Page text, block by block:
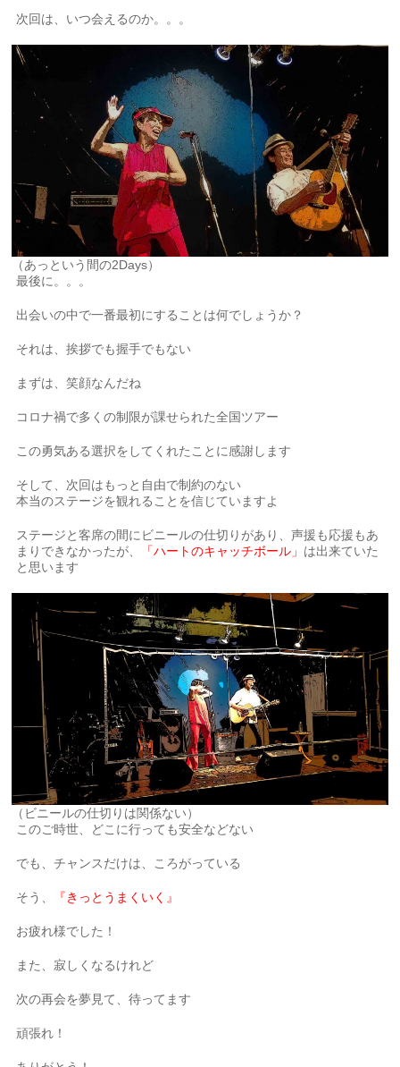
次回は、いつ会えるのか。。。
（あっという間の2Days）
最後に。。。
出会いの中で一番最初にすることは何でしょうか？
それは、挨拶でも握手でもない
まずは、笑顔なんだね
コロナ禍で多くの制限が課せられた全国ツアー
この勇気ある選択をしてくれたことに感謝します
そして、次回はもっと自由で制約のない
本当のステージを観れることを信じていますよ
ステージと客席の間にビニールの仕切りがあり、声援も応援もあ
まりできなかったが、
「ハートのキャッチボール」 は出来ていた
と思います
（ビニールの仕切りは関係ない）
このご時世、どこに行っても安全などない
でも、チャンスだけは、ころがっている
そう、 『きっとうまくいく』
お疲れ様でした！
また、寂しくなるけれど
次の再会を夢見て、待ってます
頑張れ！